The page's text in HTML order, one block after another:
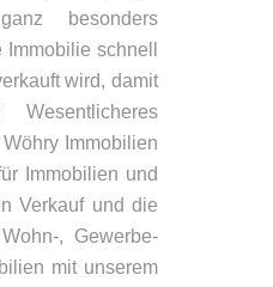
besonders
schnell
wird, damit
Immobilien
Immobilien und
Verkauf und die
, Gewerbe-
mit unserem